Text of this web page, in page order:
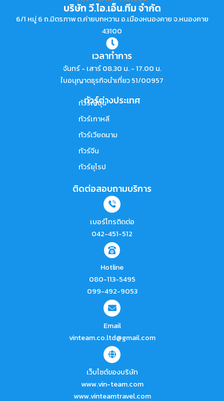
บริษัท วี.ไอ.เอ็น.ทีม จำกัด
6/1 หมู่ 6 ถ.มิตรภาพ ต.ค่ายบกหวาน อ.เมืองหนองคาย จ.หนองคาย
43100
เวลาทำการ
จันทร์ - เสาร์ 08.30 น. - 17.00 น.
ใบอนุญาตธุรกิจนำเที่ยว 51/00957
ทัวร์ต่างประเทศ
ทัวร์ญี่ปุ่น
ทัวร์เกาหลี
ทัวร์เวียดนาม
ทัวร์จีน
ทัวร์ยุโรป
ติดต่อสอบถามบริการ
เบอร์โทรติดต่อ
042-451-512
Hotline
080-113-5495
099-492-9053
Email
vinteam.co.ltd@gmail.com
เว็บไซต์ของบริษัท
www.vin-team.com
www.vinteamtravel.com